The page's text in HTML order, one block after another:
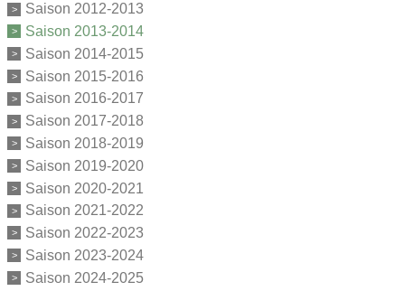
Saison 2012-2013
Saison 2013-2014
Saison 2014-2015
Saison 2015-2016
Saison 2016-2017
Saison 2017-2018
Saison 2018-2019
Saison 2019-2020
Saison 2020-2021
Saison 2021-2022
Saison 2022-2023
Saison 2023-2024
Saison 2024-2025